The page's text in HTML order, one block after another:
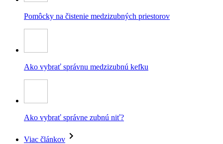
Pomôcky na čistenie medzizubných priestorov
Ako vybrať správnu medzizubnú kefku
Ako vybrať správne zubnú niť?
Viac článkov